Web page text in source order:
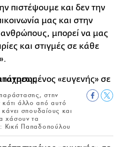
πιστέψουμε και δεν την
μας και στην
μπορεί να μας
και στιγμές σε κάθε
στην
άλλο από αυτό
σπουδαίους και
χάσουν τα
Κική Παπαδοπούλου